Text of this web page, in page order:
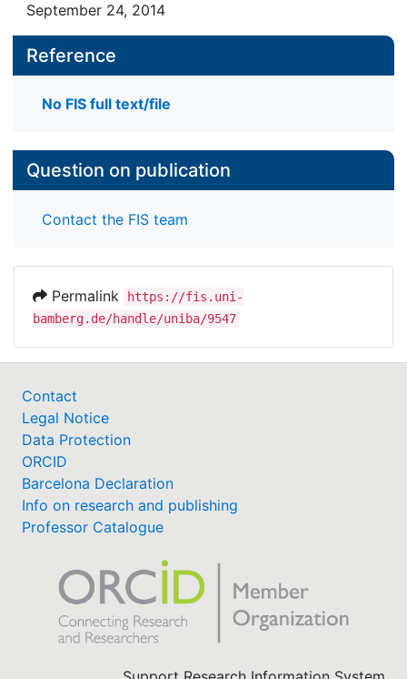
September 24, 2014
Reference
No FIS full text/file
Question on publication
Contact the FIS team
Permalink
https://fis.uni-
bamberg.de/handle/uniba/9547
Contact
Legal Notice
Data Protection
ORCID
Barcelona Declaration
Info on research and publishing
Professor Catalogue